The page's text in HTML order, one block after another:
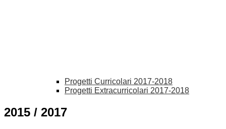
Progetti Curricolari 2017-2018
Progetti Extracurricolari 2017-2018
2015 / 2017